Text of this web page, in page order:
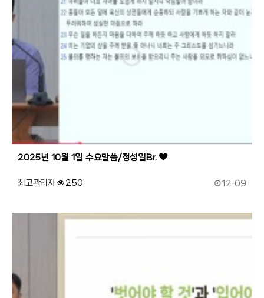
2025년 10월 1일 수요말씀/정성일Br.
최고관리자 12-09
250
179
작성자
조회